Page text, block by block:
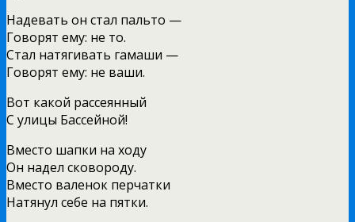
Надевать он стал пальто —
Говорят ему: не то.
Стал натягивать гамаши —
Говорят ему: не ваши.
Вот какой рассеянный
С улицы Бассейной!
Вместо шапки на ходу
Он надел сковороду.
Вместо валенок перчатки
Натянул себе на пятки.